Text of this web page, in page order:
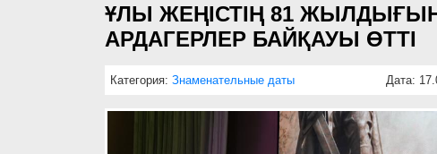
ҰЛЫ ЖЕҢІСТІҢ 81
АРДАГЕРЛЕР БАЙҚАУЫ ӨТТІ
Категория: Знаменательные даты Дата: